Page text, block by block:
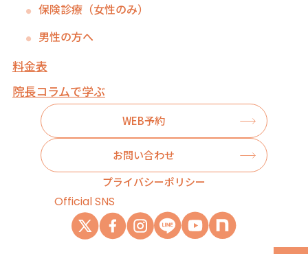
保険診療（女性のみ）
男性の方へ
料金表
院長コラムで学ぶ
WEB予約
お問い合わせ
プライバシーポリシー
Official SNS